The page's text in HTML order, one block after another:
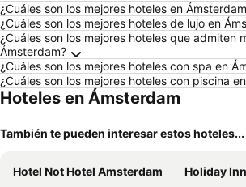
¿Cuáles son los mejores hoteles en
¿Cuáles son los mejores hoteles de lujo en
¿Cuáles son los mejores hoteles que admiten
Ámsterdam?
¿Cuáles son los mejores hoteles con spa en
¿Cuáles son los mejores hoteles con piscina
Hoteles en Ámsterdam
También te pueden interesar estos hoteles...
Hotel Not Hotel Amsterdam
Holiday Inn Express